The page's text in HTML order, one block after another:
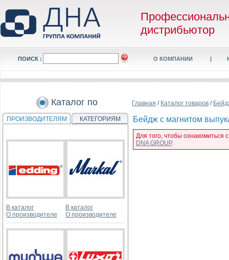
дистрибьютор
ПОИСК : О КОМПАНИИ |
Каталог по
ПРОИЗВОДИТЕЛЯМ КАТЕГОРИЯМ
В каталог
О производителе
В каталог
О производителе
Главная / Каталог товаров /
Бейдж с магнитом
Для того, чтобы ознакомиться
DNA GROUP.